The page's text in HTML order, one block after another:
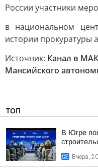
России участники
в национальном
истории прокуратуры
Источник: Канал в
Мансийского
ТОП
В Югре
Вчера,